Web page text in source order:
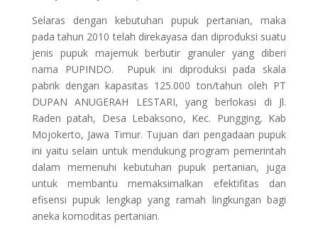
Selaras dengan kebutuhan pupuk pertanian, maka
pada tahun 2010 telah direkayasa dan diproduksi suatu
jenis pupuk majemuk berbutir granuler yang diberi
nama PUPINDO. Pupuk ini diproduksi pada skala
pabrik dengan kapasitas 125.000 ton/tahun oleh PT
DUPAN ANUGERAH LESTARI, yang berlokasi di Jl.
Raden patah, Desa Lebaksono, Kec. Pungging, Kab
Mojokerto, Jawa Timur. Tujuan dari pengadaan pupuk
ini yaitu selain untuk mendukung program pemerintah
dalam memenuhi kebutuhan pupuk pertanian, juga
untuk membantu memaksimalkan efektifitas dan
efisensi pupuk lengkap yang ramah lingkungan bagi
aneka komoditas pertanian.